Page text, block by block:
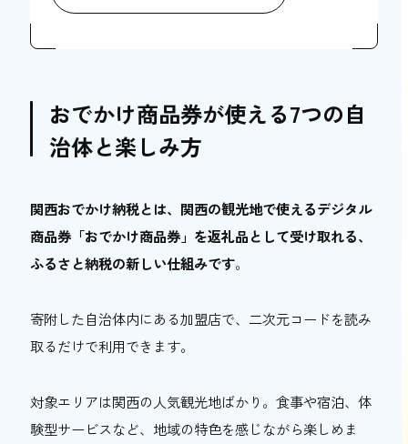
兵庫県姫路市｜姫路城や好古園の観光が楽
関西おでかけ納税は返礼品で商品券がもらえ
る！
モノ返礼品型ふるさと納税と関西おでかけ
関西おでかけ納税は3ステップで簡単に利
用できる
関西おでかけ納税の3つのメリット
2. スマホを見せるだけで簡単に決済できる
3. 有効期限180日！複数日で使用できる
券の金額
おでかけ商品券が使える7つの自
治体と楽しみ方
関西おでかけ納税とは、関西の観光地で使えるデジタル
商品券「おでかけ商品券」を返礼品として受け取れる、
ふるさと納税の新しい仕組みです。
寄附した自治体内にある加盟店で、二次元コードを読み
取るだけで利用できます。
対象エリアは関西の人気観光地ばかり。食事や宿泊、体
験型サービスなど、地域の特色を感じながら楽しめま